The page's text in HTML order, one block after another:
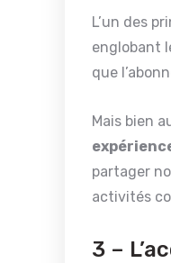
L’un des
englobant
que
Mais bien
partager
activités
3 –